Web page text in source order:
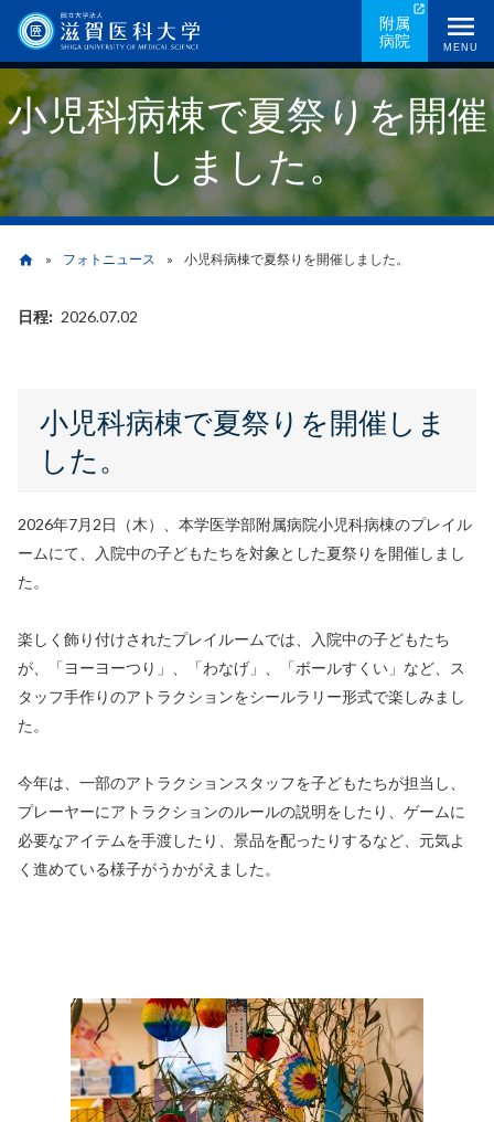
ン
コ
ン
ン
ツ
附属
病院
MENU
小児科病棟で夏祭りを開催
しました。
く
ず
home フォトニュース 小児科病棟で夏祭りを開催しました。
日程 2026.07.02
小児科病棟で夏祭りを開催しま
した。
2026年7月2日（木）、本学医学部附属病院小児科病棟のプレイル
ームにて、入院中の子どもたちを対象とした夏祭りを開催しまし
た。
楽しく飾り付けされたプレイルームでは、入院中の子どもたち
が、「ヨーヨーつり」、「わなげ」、「ボールすくい」など、ス
タッフ手作りのアトラクションをシールラリー形式で楽しみまし
た。
今年は、一部のアトラクションスタッフを子どもたちが担当し、
プレーヤーにアトラクションのルールの説明をしたり、ゲームに
必要なアイテムを手渡したり、景品を配ったりするなど、元気よ
く進めている様子がうかがえました。